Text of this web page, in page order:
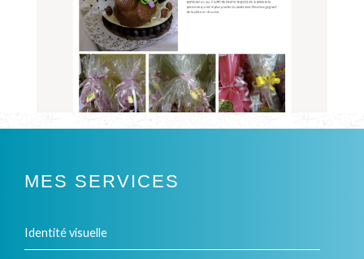
MES SERVICES
Identité visuelle